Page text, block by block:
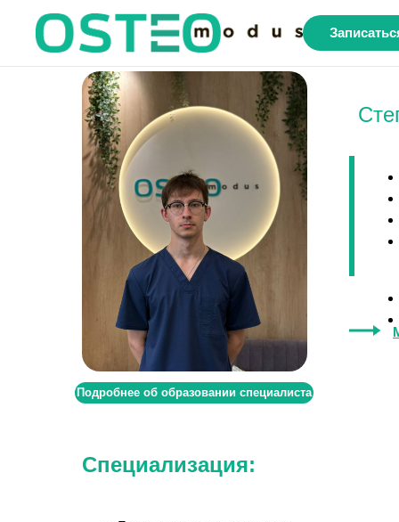
Специалист
медицинскому
массажу
взрослых
Степанов
Георгий
Подробнее об образовании специалиста
Специализация: